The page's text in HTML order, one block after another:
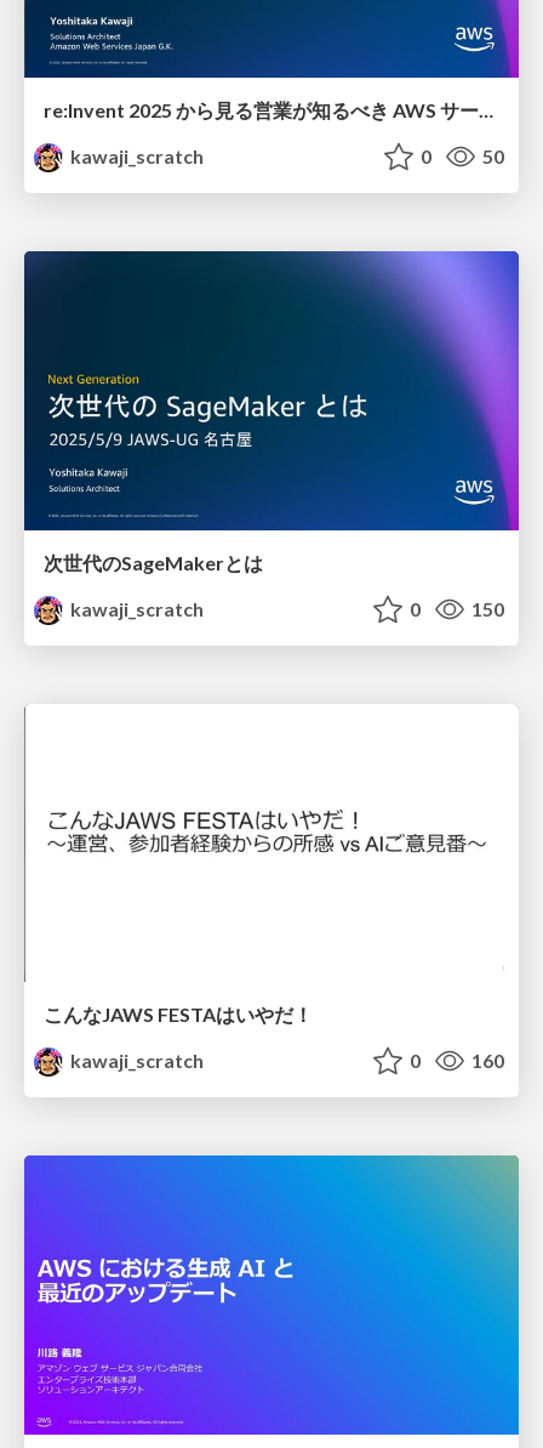
re:Invent 2025 から見る 営業が知るべき AWS サービス
kawaji_scratch
0 50
次世代のSageMakerとは
kawaji_scratch
0 150
こんなJAWS FESTAはいやだ！
kawaji_scratch
0 160